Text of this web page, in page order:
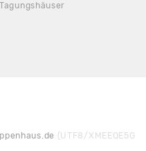
Tagungshäuser
(UTF8/XMEEQE5G